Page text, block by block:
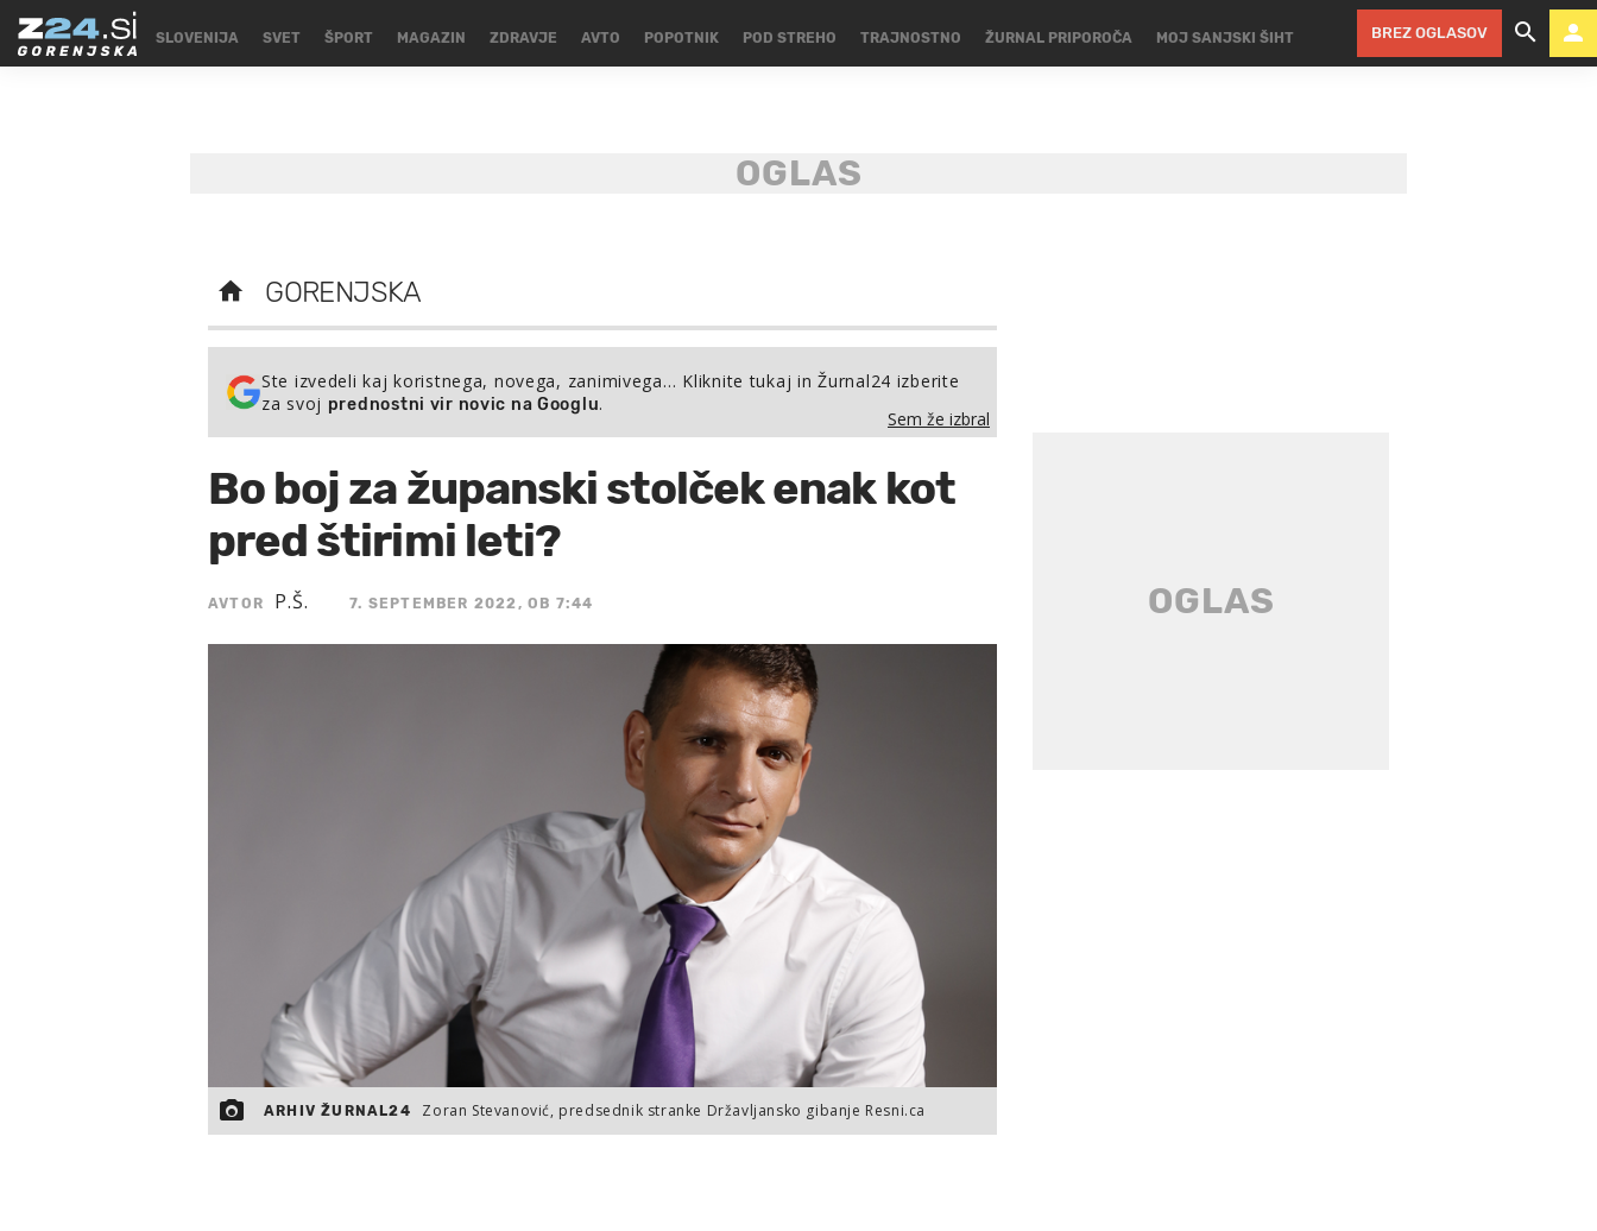
SLOVENIJA SVET ŠPORT MAGAZIN ZDRAVJE AVTO POPOTNIK POD STREHO TRAJNOSTNO ŽURNAL PRIPOROČA MOJ SANJSKI ŠIHT BREZ OGLASOV
GORENJSKA
Ste izvedeli kaj koristnega, novega, zanimivega… Kliknite tukaj in Žurnal24 izberite
za svoj prednostni vir novic na Googlu.
Sem že izbral
Bo boj za županski stolček enak kot
pred štirimi leti?
AVTOR P.Š. 7. SEPTEMBER 2022, OB 7:44
ARHIV ŽURNAL24 Zoran Stevanović, predsednik stranke Državljansko gibanje Resni.ca